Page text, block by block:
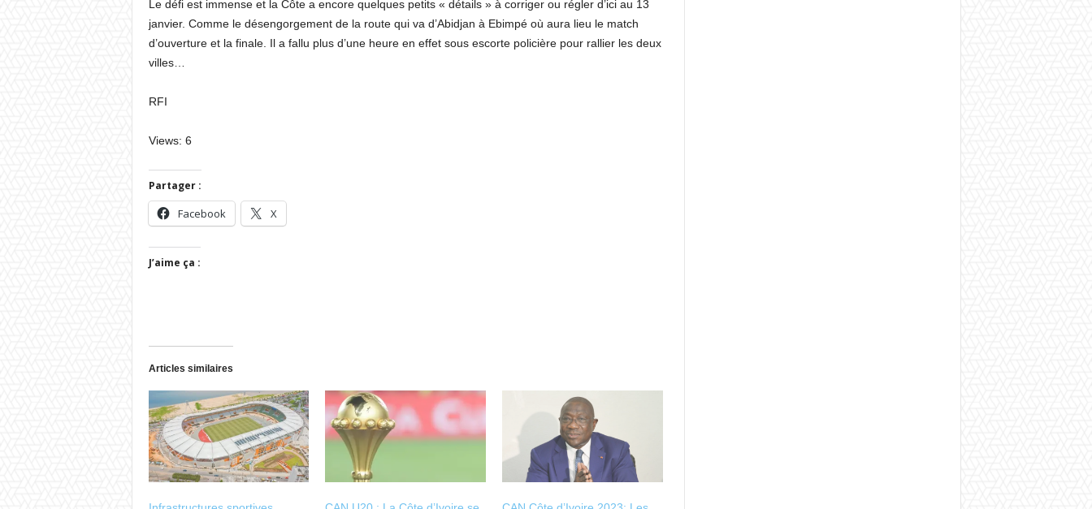
Le défi est immense et la Côte a encore quelques petits « détails » à corriger ou régler d’ici au 13
janvier. Comme le désengorgement de la route qui va d’Abidjan à Ebimpé où aura lieu le match
d’ouverture et la finale. Il a fallu plus d’une heure en effet sous escorte policière pour rallier les deux
villes…
RFI
Views: 6
Partager :
Facebook X
J’aime ça :
Articles similaires